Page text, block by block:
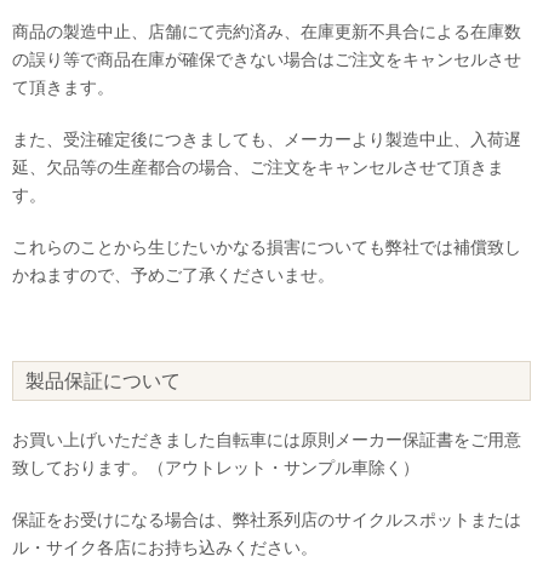
商品の製造中止、店舗にて売約済み、在庫更新不具合による在庫数
の誤り等で商品在庫が確保できない場合はご注文をキャンセルさせ
て頂きます。
また、受注確定後につきましても、メーカーより製造中止、入荷遅
延、欠品等の生産都合の場合、ご注文をキャンセルさせて頂きま
す。
これらのことから生じたいかなる損害についても弊社では補償致し
かねますので、予めご了承くださいませ。
製品保証について
お買い上げいただきました自転車には原則メーカー保証書をご用意
致しております。（アウトレット・サンプル車除く）
保証をお受けになる場合は、弊社系列店のサイクルスポットまたは
ル・サイク各店にお持ち込みください。